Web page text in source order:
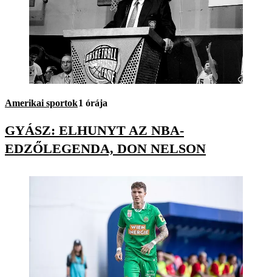
Amerikai sportok1 órája
GYÁSZ: ELHUNYT AZ NBA-
EDZŐLEGENDA, DON NELSON